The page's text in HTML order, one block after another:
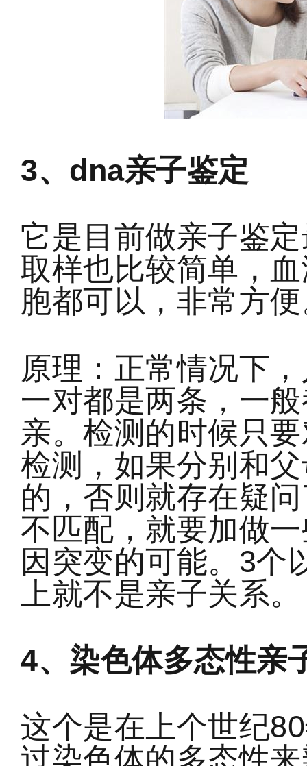
3、dna亲子鉴定
它是目前做亲子鉴
取样也比较简单，
胞都可以，非常方
原理：正常情况下
一对都是两条，一
亲。检测的时候只
检测，如果分别和
的，否则就存在疑
不匹配，就要加做
因突变的可能。3个
上就不是亲子关系。
4、染色体多态性亲
这个是在上个世纪